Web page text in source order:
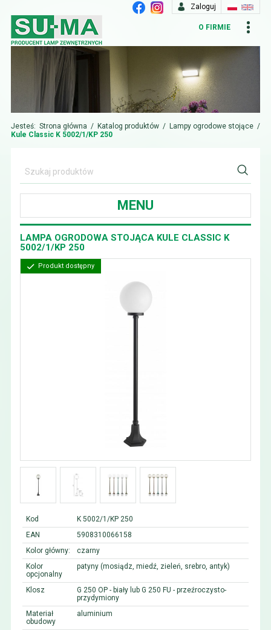
Zaloguj
O FIRMIE
Jesteś: Strona główna / Katalog produktów / Lampy ogrodowe stojące /
Kule Classic K 5002/1/KP 250
MENU
LAMPA OGRODOWA STOJĄCA KULE CLASSIC K
5002/1/KP 250
Produkt dostępny
Kod
K 5002/1/KP 250
EAN
5908310066158
Kolor główny:
czarny
Kolor
opcjonalny
patyny (mosiądz, miedź, zieleń, srebro, antyk)
Klosz
G 250 OP - biały lub G 250 FU - przeźroczysto-
przydymiony
Materiał
obudowy
aluminium